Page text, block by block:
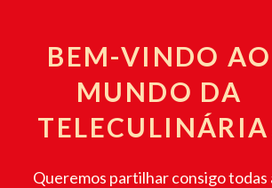
BEM-VINDO AO
MUNDO DA
Queremos partilhar consigo todas